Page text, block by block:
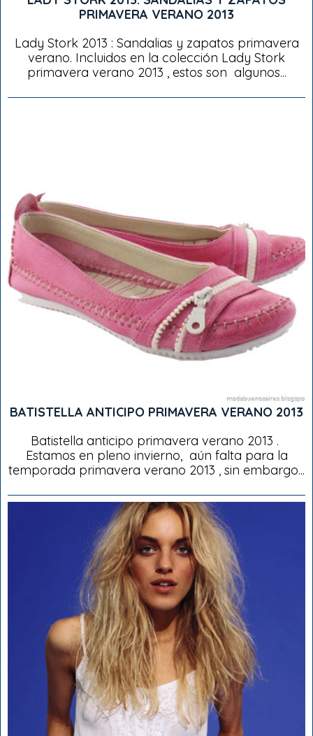
PRIMAVERA VERANO 2013
Lady Stork 2013 : Sandalias y zapatos primavera
verano. Incluidos en la colección Lady Stork
primavera verano 2013 , estos son algunos...
BATISTELLA ANTICIPO PRIMAVERA VERANO 2013
Batistella anticipo primavera verano 2013 .
Estamos en pleno invierno, aún falta para la
temporada primavera verano 2013 , sin embargo...